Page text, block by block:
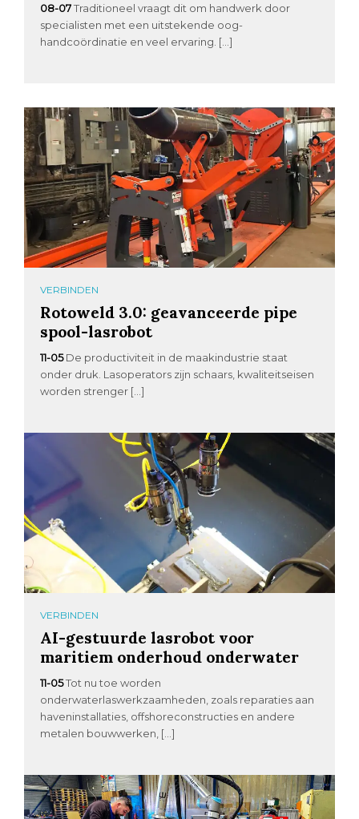
08-07 Traditioneel vraagt dit om handwerk door
specialisten met een uitstekende oog-
handcoördinatie en veel ervaring. […]
VERBINDEN
Rotoweld 3.0: geavanceerde pipe
spool-lasrobot
11-05 De productiviteit in de maakindustrie staat
onder druk. Lasoperators zijn schaars, kwaliteitseisen
worden strenger […]
VERBINDEN
AI-gestuurde lasrobot voor
maritiem onderhoud onderwater
11-05Tot nu toe worden
onderwaterlaswerkzaamheden, zoals reparaties aan
haveninstallaties, offshoreconstructies en andere
metalen bouwwerken, […]